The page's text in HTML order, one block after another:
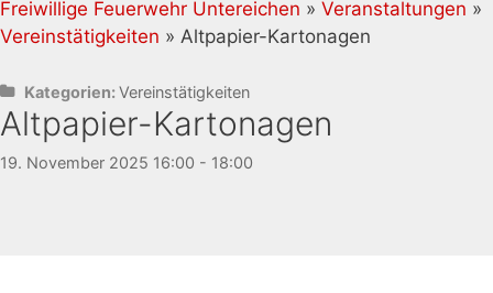
Freiwillige Feuerwehr Untereichen » Veranstaltungen »
Vereinstätigkeiten » Altpapier-Kartonagen
Kategorien:Vereinstätigkeiten
Altpapier-Kartonagen
19. November 2025 16:00 - 18:00